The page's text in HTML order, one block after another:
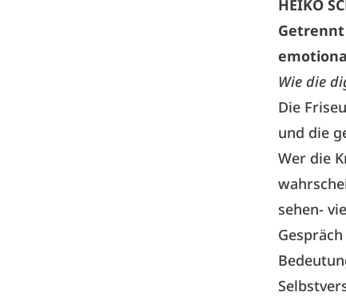
HEIKO
Wie die
Die
und die
Wer die
sehen-